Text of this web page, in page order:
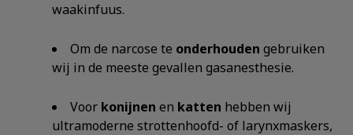
waakinfuus.
Om de narcose te onderhouden gebruiken
wij in de meeste gevallen gasanesthesie.
Voor konijnen en katten hebben wij
ultramoderne strottenhoofd- of larynxmaskers,